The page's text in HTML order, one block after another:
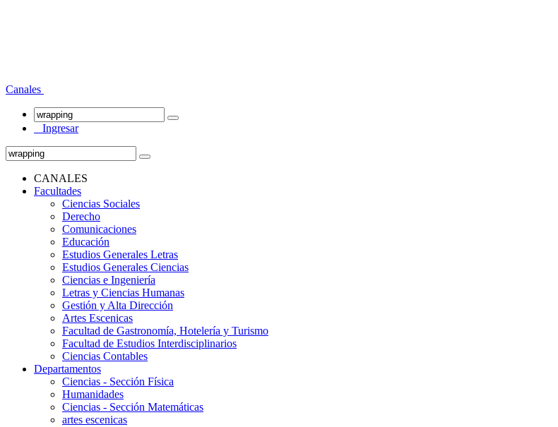
Canales
Ingresar
CANALES
Facultades
Ciencias Sociales
Derecho
Comunicaciones
Educación
Estudios Generales Letras
Estudios Generales Ciencias
Ciencias e Ingeniería
Letras y Ciencias Humanas
Gestión y Alta Dirección
Artes Escenicas
Facultad de Gastronomía, Hotelería y Turismo
Facultad de Estudios Interdisciplinarios
Ciencias Contables
Departamentos
Ciencias - Sección Física
Humanidades
Ciencias - Sección Matemáticas
artes escenicas